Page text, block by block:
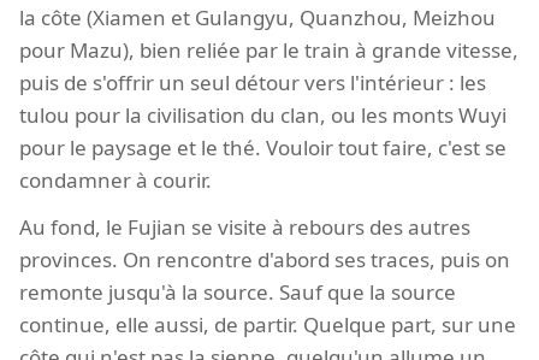
la côte (Xiamen et Gulangyu, Quanzhou, Meizhou
pour Mazu), bien reliée par le train à grande vitesse,
puis de s'offrir un seul détour vers l'intérieur : les
tulou pour la civilisation du clan, ou les monts Wuyi
pour le paysage et le thé. Vouloir tout faire, c'est se
condamner à courir.
Au fond, le Fujian se visite à rebours des autres
provinces. On rencontre d'abord ses traces, puis on
remonte jusqu'à la source. Sauf que la source
continue, elle aussi, de partir. Quelque part, sur une